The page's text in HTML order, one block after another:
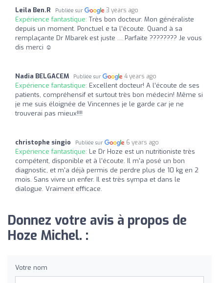
Leila Ben.R Publiée sur 3 years ago
Expérience fantastique: Très bon docteur. Mon généraliste
depuis un moment. Ponctuel e ta l’écoute. Quand à sa
remplaçante Dr Mbarek est juste … Parfaite ???????? Je vous
dis merci ☺️
Nadia BELGACEM Publiée sur 4 years ago
Expérience fantastique: Excellent docteur! A l’écoute de ses
patients, compréhensif et surtout très bon médecin! Même si
je me suis éloignée de Vincennes je le garde car je ne
trouverai pas mieux!!!!
christophe singio Publiée sur 6 years ago
Expérience fantastique: Le Dr Hoze est un nutritioniste très
compétent, disponible et à l'écoute. Il m'a posé un bon
diagnostic, et m'a déjà permis de perdre plus de 10 kg en 2
mois. Sans vivre un enfer. Il est très sympa et dans le
dialogue. Vraiment efficace.
Donnez votre avis à propos de
Hoze Michel. :
Votre nom